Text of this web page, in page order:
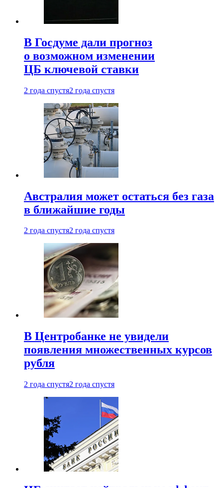
В Госдуме дали прогноз
о возможном изменении
ЦБ ключевой ставки
2 года спустя2 года спустя
Австралия может остаться без газа
в ближайшие годы
2 года спустя2 года спустя
В Центробанке не увидели
появления множественных курсов
рубля
2 года спустя2 года спустя